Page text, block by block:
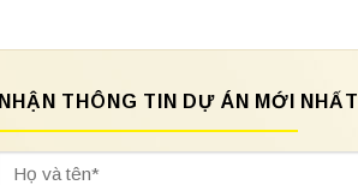
NHẬN THÔNG TIN DỰ ÁN MỚI NHẤT